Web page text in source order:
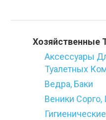
Хозяйственные
Аксессуары
Туалетных
Ведра, Баки
Веники